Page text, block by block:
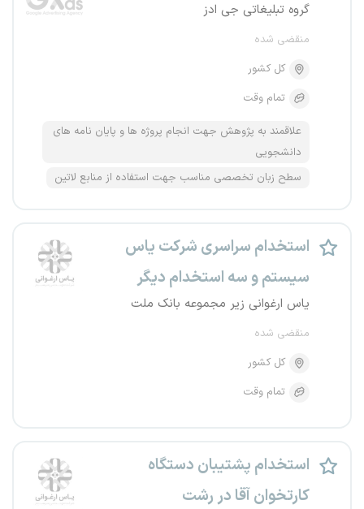
گروه تبلیغاتی جی ادز
منقضی شده
کل کشور
تمام وقت
علاقمند به پژوهش جهت انجام پروژه ها و پایان نامه های
دانشجویی
سطح زبان تخصصی مناسب جهت استفاده از منابع لاتین
استخدام سراسری شرکت یاس
سیستم و سه استخدام دیگر
یاس ارغوانی زیر مجموعه بانک ملت
منقضی شده
کل کشور
تمام وقت
استخدام پشتیبان دستگاه
کارتخوان آقا در رشت